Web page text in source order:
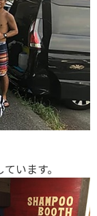
います。